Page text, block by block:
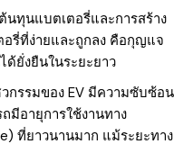
นทุนแบตเตอรี่และการสร้าง
อรี่ที่ง่ายและถูกลง คือกุญแจ
ด้ยั่งยืนในระยะยาว
กรรมของ EV มีความซับซ้อน
มีอายุการใช้งานทาง
ที่ยาวนานมาก แม้ระยะทาง